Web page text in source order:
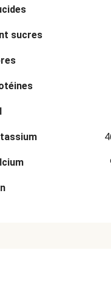
sucres